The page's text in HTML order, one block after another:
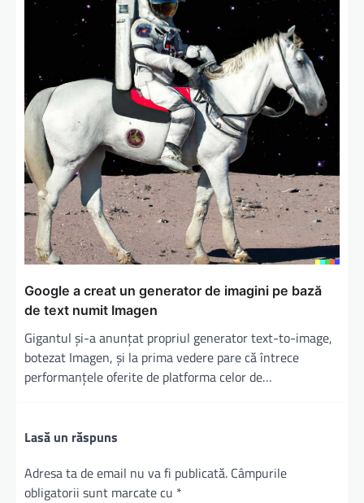
Google a creat un generator de imagini pe bază
de text numit Imagen
Gigantul și-a anunțat propriul generator text-to-image,
botezat Imagen, și la prima vedere pare că întrece
performanțele oferite de platforma celor de…
Lasă un răspuns
Adresa ta de email nu va fi publicată. Câmpurile
obligatorii sunt marcate cu *